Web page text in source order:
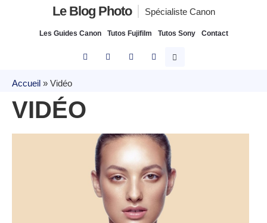
Le Blog Photo Spécialiste Canon
Les Guides Canon Tutos Fujifilm Tutos Sony Contact
Accueil » Vidéo
VIDÉO